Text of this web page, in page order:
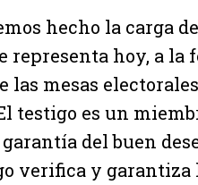
hecho la carga
hoy, a la
las mesas
testigo es un
del buen
verifica y